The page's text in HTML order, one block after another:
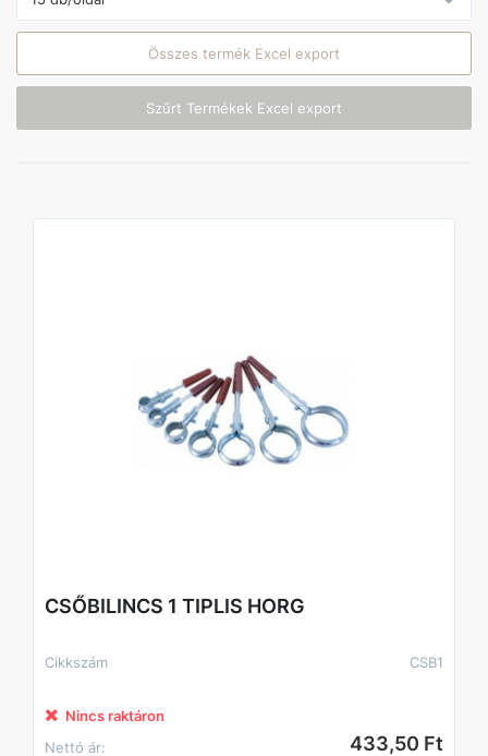
Összes termék Excel export
Szűrt Termékek Excel export
CSŐBILINCS 1 TIPLIS HORG
Cikkszám CSB1
Nincs raktáron
Nettó ár:
433,50 Ft